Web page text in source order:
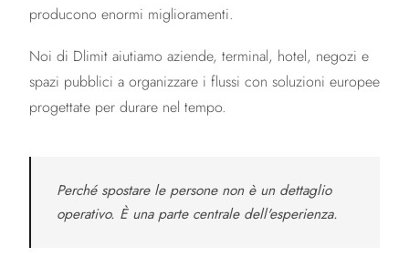
producono enormi miglioramenti.
Noi di Dlimit aiutiamo aziende, terminal, hotel, negozi e
spazi pubblici a organizzare i flussi con soluzioni europee
progettate per durare nel tempo.
Perché spostare le persone non è un dettaglio
operativo. È una parte centrale dell'esperienza.